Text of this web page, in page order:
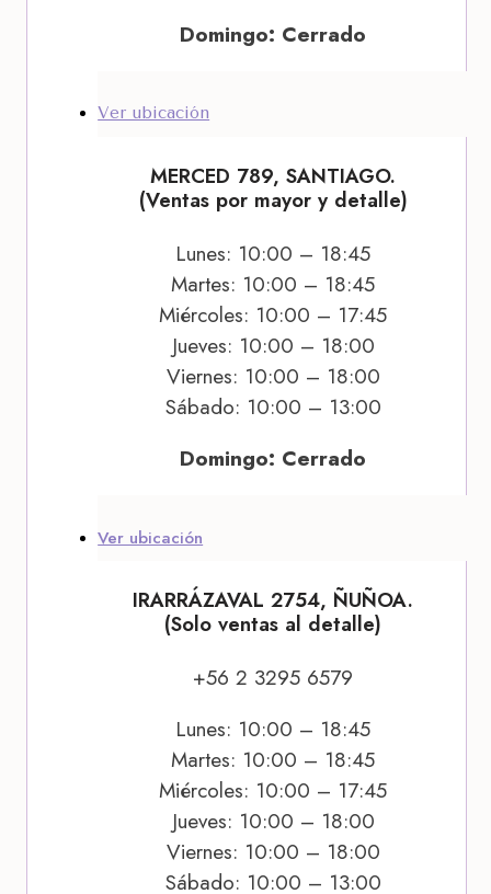
Domingo: Cerrado
Ver ubicación
MERCED 789, SANTIAGO.
(Ventas por mayor y detalle)
Lunes: 10:00 – 18:45
Martes: 10:00 – 18:45
Miércoles: 10:00 – 17:45
Jueves: 10:00 – 18:00
Viernes: 10:00 – 18:00
Sábado: 10:00 – 13:00
Domingo: Cerrado
Ver ubicación
IRARRÁZAVAL 2754, ÑUÑOA.
(Solo ventas al detalle)
+56 2 3295 6579
Lunes: 10:00 – 18:45
Martes: 10:00 – 18:45
Miércoles: 10:00 – 17:45
Jueves: 10:00 – 18:00
Viernes: 10:00 – 18:00
Sábado: 10:00 – 13:00